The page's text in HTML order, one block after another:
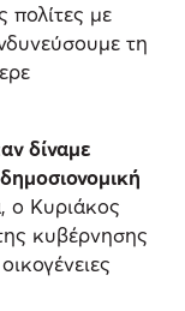
πολίτες με
τη
αν δίναμε
ο Κυριάκος
κυβέρνησης